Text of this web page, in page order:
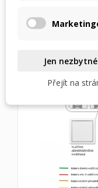
Jen nezbytné
Přejít na